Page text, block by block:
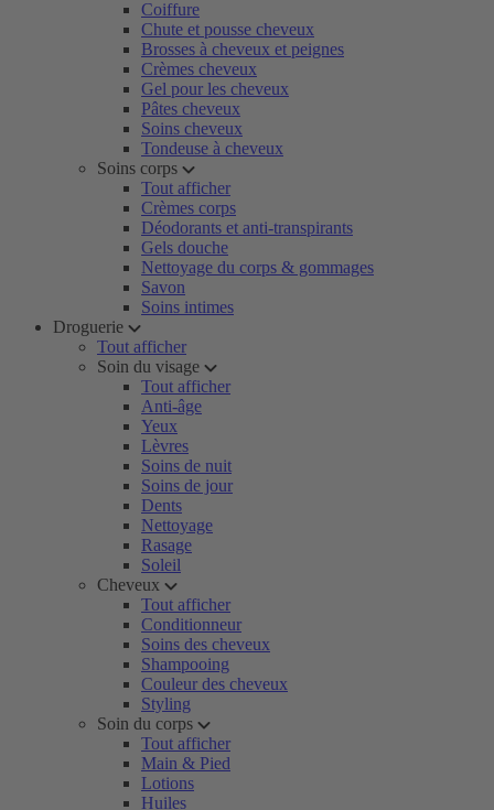
Coiffure
Chute et pousse cheveux
Brosses à cheveux et peignes
Crèmes cheveux
Gel pour les cheveux
Pâtes cheveux
Soins cheveux
Tondeuse à cheveux
Soins corps
Tout afficher
Crèmes corps
Déodorants et anti-transpirants
Gels douche
Nettoyage du corps & gommages
Savon
Soins intimes
Droguerie
Tout afficher
Soin du visage
Tout afficher
Anti-âge
Yeux
Lèvres
Soins de nuit
Soins de jour
Dents
Nettoyage
Rasage
Soleil
Cheveux
Tout afficher
Conditionneur
Soins des cheveux
Shampooing
Couleur des cheveux
Styling
Soin du corps
Tout afficher
Main & Pied
Lotions
Huiles